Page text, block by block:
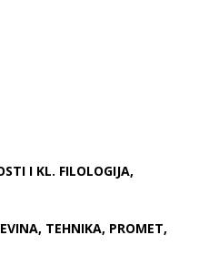
I KL. FILOLOGIJA,
TEHNIKA, PROMET,